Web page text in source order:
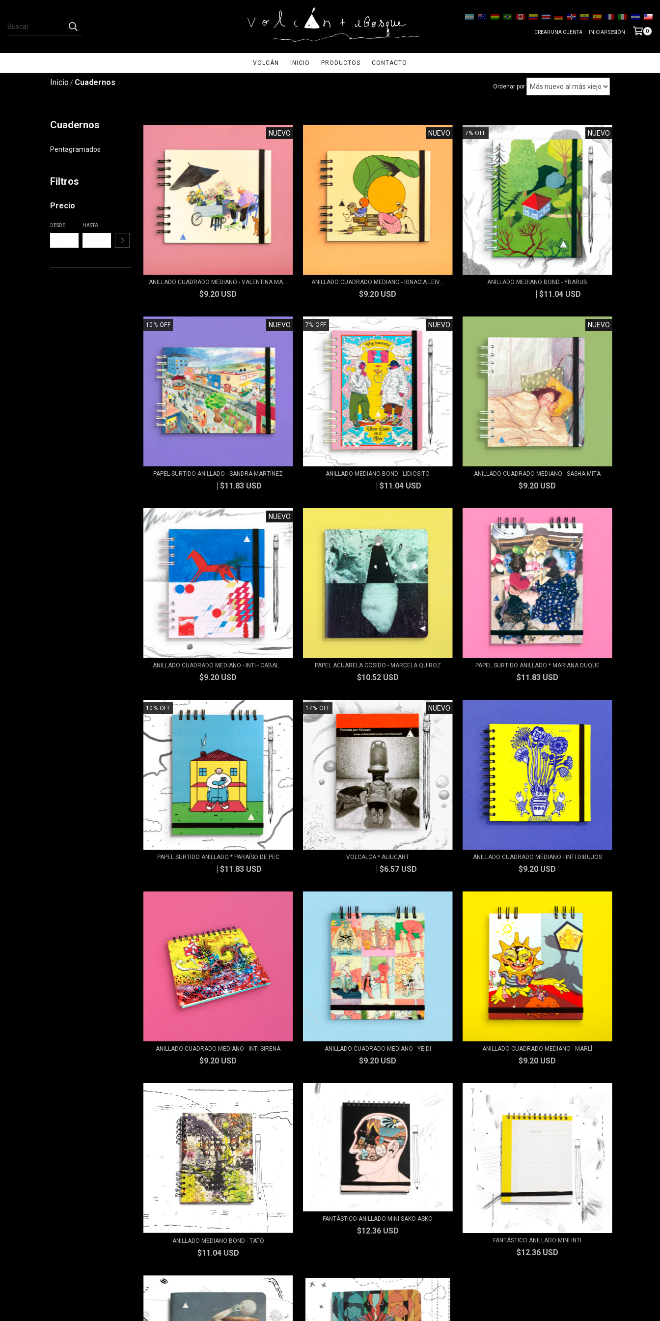
CREAR UNA CUENTA INICIAR SESIÓN 0
VOLCÁN INICIO PRODUCTOS CONTACTO
Inicio/ Cuadernos Ordenar por
Cuadernos
Pentagramados
Filtros
Precio
DESDE HASTA
NUEVO
ANILLADO CUADRADO MEDIANO - VALENTINA MA...
$9.20 USD
NUEVO
ANILLADO CUADRADO MEDIANO - IGNACIA LEIV...
$9.20 USD
7%OFF NUEVO
ANILLADO MEDIANO BOND - YBARUB
$11.04 USD
10 % OFF NUEVO
PAPEL SURTIDO ANILLADO - SANDRA MARTÍNEZ
$11.83 USD
7% OFF NUEVO
ANILLADO MEDIANO BOND - LIDIOSITO
$11.04 USD
NUEVO
ANILLADO CUADRADO MEDIANO - SASHA MITA
$9.20 USD
NUEVO
ANILLADO CUADRADO MEDIANO - INTI - CABAL...
$9.20 USD
PAPEL ACUARELA COSIDO - MARCELA QUIROZ
$10.52 USD
PAPEL SURTIDO ANILLADO * MARIANA DUQUE
$11.83 USD
10 % OFF
PAPEL SURTIDO ANILLADO * PARAÍSO DE PEC
$11.83 USD
17 % OFF NUEVO
VOLCALCA * ALIUCART
$7.89 USD $6.57 USD
ANILLADO CUADRADO MEDIANO - INTI DIBUJOS
$9.20 USD
ANILLADO CUADRADO MEDIANO - INTI SIRENA
$9.20 USD
ANILLADO CUADRADO MEDIANO - YEIDI
$9.20 USD
ANILLADO CUADRADO MEDIANO - MARLÍ
$9.20 USD
ANILLADO MEDIANO BOND - TATO
$11.04 USD
FANTÁSTICO ANILLADO MINI SAKO ASKO
$12.36 USD
FANTÁSTICO ANILLADO MINI INTI
$12.36 USD